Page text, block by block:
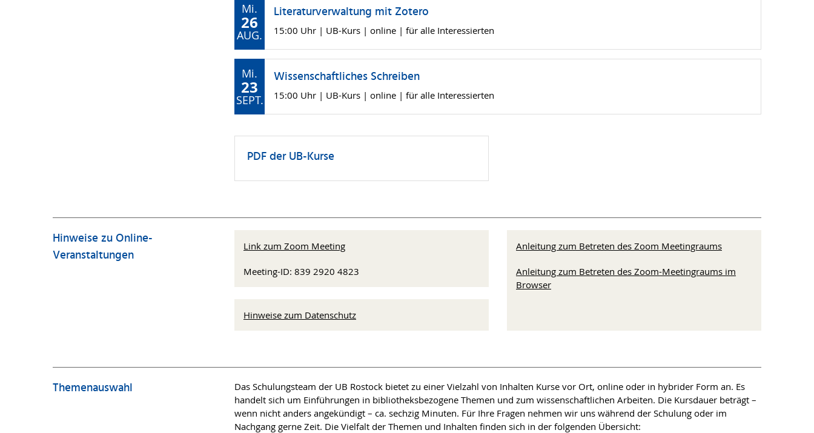
Mi.
26
AUG.
Literaturverwaltung mit Zotero
15:00 Uhr | UB-Kurs | online | für alle Interessierten
Mi.
23
SEPT.
Wissenschaftliches Schreiben
15:00 Uhr | UB-Kurs | online | für alle Interessierten
PDF der UB-Kurse
Hinweise zu Online-
Veranstaltungen
Link zum Zoom Meeting
Meeting-ID: 839 2920 4823
Hinweise zum Datenschutz
Anleitung zum Betreten des Zoom Meetingraums
Anleitung zum Betreten des Zoom-Meetingraums im
Browser
Themenauswahl
Das Schulungsteam der UB Rostock bietet zu einer Vielzahl von Inhalten Kurse vor Ort, online oder in hybrider Form an. Es
handelt sich um Einführungen in bibliotheksbezogene Themen und zum wissenschaftlichen Arbeiten. Die Kursdauer beträgt –
wenn nicht anders angekündigt – ca. sechzig Minuten. Für Ihre Fragen nehmen wir uns während der Schulung oder im
Nachgang gerne Zeit. Die Vielfalt der Themen und Inhalten finden sich in der folgenden Übersicht: